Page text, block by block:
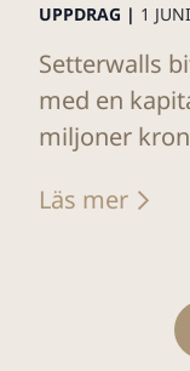
UPPDRAG | 1
Setterwalls
med en
miljoner
Läs mer